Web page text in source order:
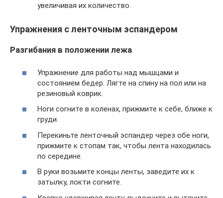
увеличивая их количество.
Упражнения с ленточным эспандером
Разгибания в положении лежа
Упражнение для работы над мышцами и
состоянием бедер. Лягте на спину на пол или на
резиновый коврик.
Ноги согните в коленах, прижмите к себе, ближе к
груди.
Перекиньте ленточный эспандер через обе ноги,
прижмите к стопам так, чтобы лента находилась
по середине.
В руки возьмите концы ленты, заведите их к
затылку, локти согните.